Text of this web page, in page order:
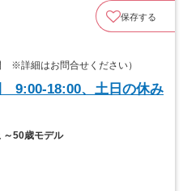
保存する
※詳細はお問合せください）
9:00-18:00、土日の休み
～50歳モデル